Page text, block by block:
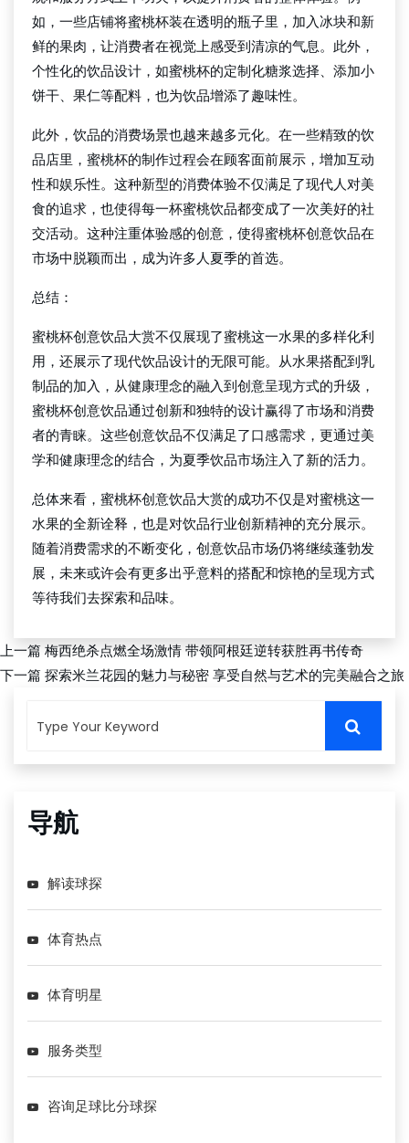
如，一些店铺将蜜桃杯装在透明的瓶子里，加入冰块和新
鲜的果肉，让消费者在视觉上感受到清凉的气息。此外，
个性化的饮品设计，如蜜桃杯的定制化糖浆选择、添加小
饼干、果仁等配料，也为饮品增添了趣味性。
此外，饮品的消费场景也越来越多元化。在一些精致的饮
品店里，蜜桃杯的制作过程会在顾客面前展示，增加互动
性和娱乐性。这种新型的消费体验不仅满足了现代人对美
食的追求，也使得每一杯蜜桃饮品都变成了一次美好的社
交活动。这种注重体验感的创意，使得蜜桃杯创意饮品在
市场中脱颖而出，成为许多人夏季的首选。
总结：
蜜桃杯创意饮品大赏不仅展现了蜜桃这一水果的多样化利
用，还展示了现代饮品设计的无限可能。从水果搭配到乳
制品的加入，从健康理念的融入到创意呈现方式的升级，
蜜桃杯创意饮品通过创新和独特的设计赢得了市场和消费
者的青睐。这些创意饮品不仅满足了口感需求，更通过美
学和健康理念的结合，为夏季饮品市场注入了新的活力。
总体来看，蜜桃杯创意饮品大赏的成功不仅是对蜜桃这一
水果的全新诠释，也是对饮品行业创新精神的充分展示。
随着消费需求的不断变化，创意饮品市场仍将继续蓬勃发
展，未来或许会有更多出乎意料的搭配和惊艳的呈现方式
等待我们去探索和品味。
上一篇梅西绝杀点燃全场激情 带领阿根廷逆转获胜再书传奇
下一篇 探索米兰花园的魅力与秘密 享受自然与艺术的完美融合之旅
导航
解读球探
体育热点
体育明星
服务类型
咨询足球比分球探